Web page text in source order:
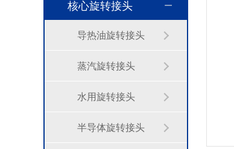
核心旋转接头
导热油旋转接头
蒸汽旋转接头
水用旋转接头
半导体旋转接头